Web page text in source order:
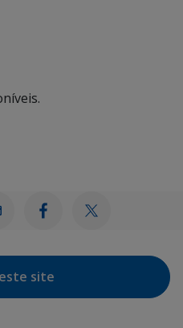
site